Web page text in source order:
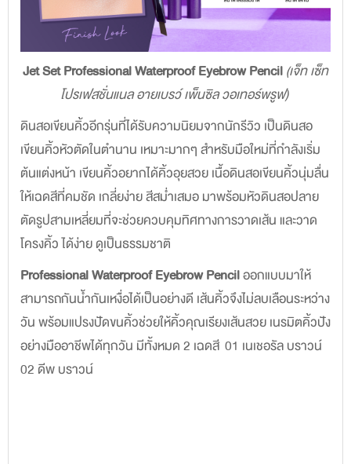
Jet Set Professional Waterproof Eyebrow Pencil(เจ็ท เซ็ท
โปรเฟสชั่นแนล อายเบรว์ เพ็นซิล วอเทอร์พรูฟ)
ดินสอเขียนคิ้วอีกรุ่นที่ได้รับความนิยมจากนักรีวิว เป็นดินสอ
เขียนคิ้วหัวตัดในตำนาน เหมาะมากๆ สำหรับมือใหม่ที่กำลังเริ่ม
ต้นแต่งหน้า เขียนคิ้วอยากได้คิ้วอุยสวย เนื้อดินสอเขียนคิ้วนุ่มลื่น
ให้เฉดสีที่คมชัด เกลี่ยง่าย สีสม่ำเสมอ มาพร้อมหัวดินสอปลาย
ตัดรูปสามเหลี่ยมที่จะช่วยควบคุมทิศทางการวาดเส้น และวาด
โครงคิ้ว ได้ง่าย ดูเป็นธรรมชาติ
Professional Waterproof Eyebrow Pencilออกแบบมาให้
สามารถกันน้ำกันเหงื่อได้เป็นอย่างดี เส้นคิ้วจึงไม่ลบเลือนระหว่าง
วัน พร้อมแปรงปัดขนคิ้วช่วยให้คิ้วคุณเรียงเส้นสวย เนรมิตคิ้วปัง
อย่างมืออาชีพได้ทุกวัน มีทั้งหมด 2 เฉดสี 01 เนเชอรัล บราวน์
02 ดีพ บราวน์